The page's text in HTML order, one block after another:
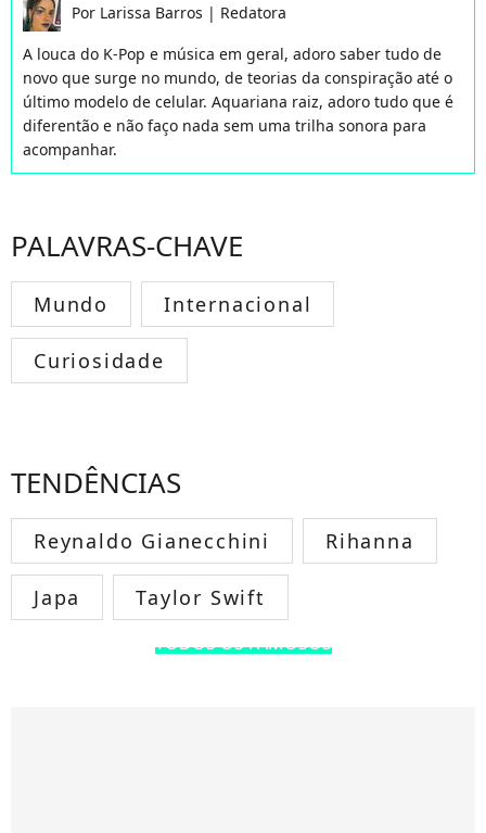
Por Larissa Barros | Redatora
A louca do K-Pop e música em geral, adoro saber tudo de
novo que surge no mundo, de teorias da conspiração até o
último modelo de celular. Aquariana raiz, adoro tudo que é
diferentão e não faço nada sem uma trilha sonora para
acompanhar.
PALAVRAS-CHAVE
Mundo Internacional
Curiosidade
TENDÊNCIAS
Reynaldo Gianecchini Rihanna
Japa Taylor Swift
TODOS OS FAMOSOS